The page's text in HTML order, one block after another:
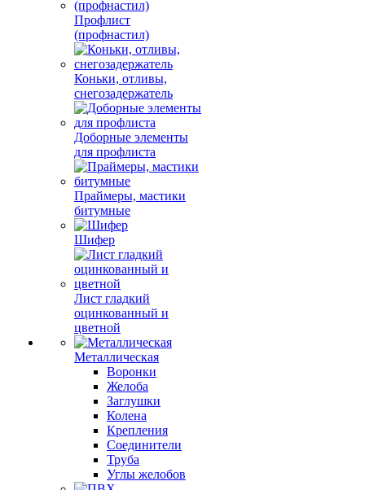
Профлист
(профнастил)
Коньки, отливы,
снегозадержатель
Доборные элементы
для профлиста
Праймеры, мастики
битумные
Шифер
Лист гладкий
оцинкованный и
цветной
Металлическая
Воронки
Желоба
Заглушки
Колена
Крепления
Соединители
Труба
Углы желобов